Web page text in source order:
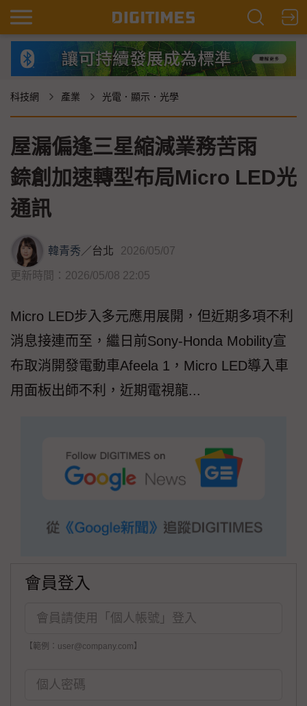
科技網 產業 光電．顯示．光學
屋漏偏逢三星縮減業務苦雨
錼創加速轉型布局Micro LED光
通訊
韓青秀／台北 2026/05/07
更新時間：2026/05/08 22:05
Micro LED步入多元應用展開，但近期多項不利
消息接連而至，繼日前Sony-Honda Mobility宣
布取消開發電動車Afeela 1，Micro LED導入車
用面板出師不利，近期電視龍...
會員登入
【範例：user@company.com】